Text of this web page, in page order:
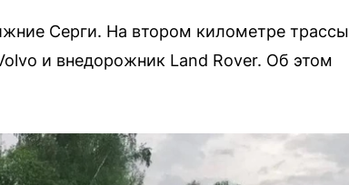
Серги. На втором километре трассы
и внедорожник Land Rover. Об этом